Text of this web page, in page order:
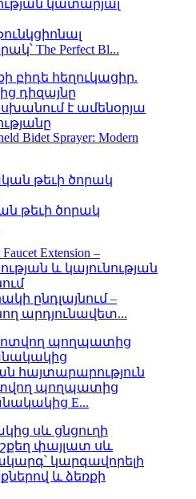
The Perfect Bl...
Bidet Sprayer: Modern
թեւի ծորակ
ընդլայնում –
արդյունավետ...
պողպատից
E...